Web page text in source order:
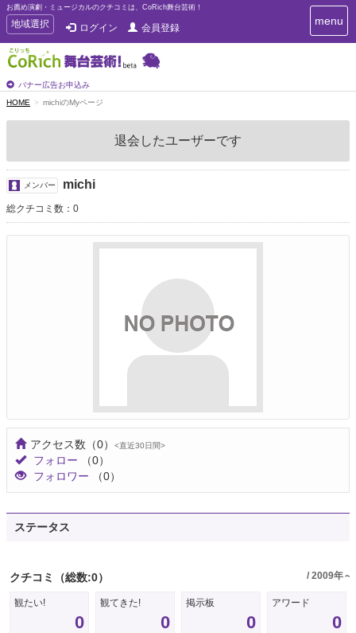
お薦め演劇・ミュージカルのクチコミは、CoRich舞台芸術！
T
o
g
g
e
n
a
a
t
o
n
地域選択 ログイン 会員登録
バナー広告お申込み
T
o
i
i
menu
HOME michiのMyページ
退会したユーザーです
メンバー michi
総クチコミ数：0
アクセス数 （0） <直近30日間>
フォロー
（0）
フォロワー
（0）
ステータス
クチコミ （総数:0） / 2009年～
観たい!
0
観てきた!
0
掲示板
0
アワード
0